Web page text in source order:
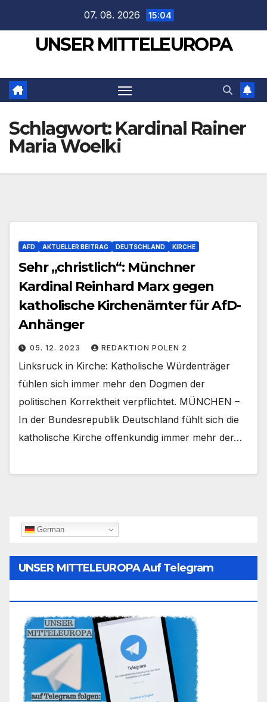
springen
07. 08. 2026 15:04
UNSER MITTELEUROPA
Schlagwort: Kardinal Rainer
Maria Woelki
AFD AKTUELLER BEITRAG DEUTSCHLAND KIRCHE
Sehr „christlich“: Münchner
Kardinal Reinhard Marx gegen
katholische Kirchenämter für AfD-
Anhänger
05. 12. 2023 REDAKTION POLEN 2
Linksruck in Kirche: Katholische Würdenträger
fühlen sich immer mehr den Dogmen der
politischen Korrektheit verpflichtet. MÜNCHEN –
In der Bundesrepublik Deutschland fühlt sich die
katholische Kirche offenkundig immer mehr der…
German
UNSER MITTELEUROPA Auf Telegram